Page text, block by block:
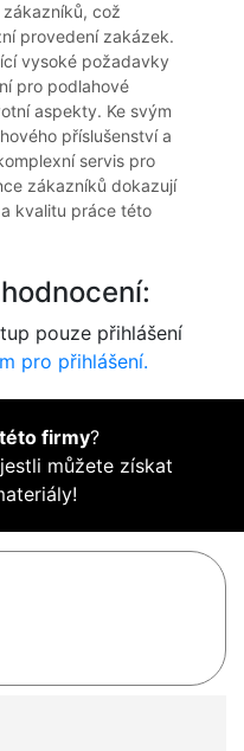
což
provedení zakázek.
vysoké požadavky
pro podlahové
aspekty. Ke svým
příslušenství a
servis pro
zákazníků dokazují
kvalitu práce této
pouze přihlášení
pro přihlášení.
firmy?
můžete získat